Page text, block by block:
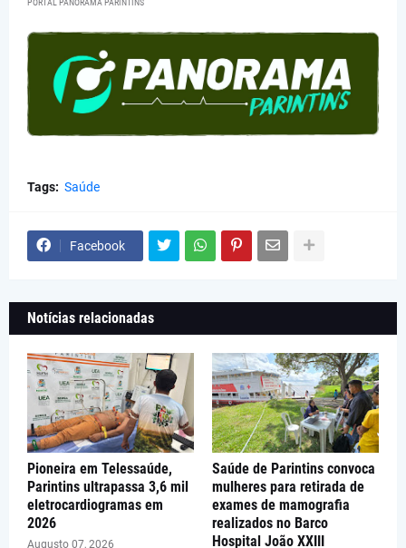
Tags: Saúde
Facebook
Notícias relacionadas
Pioneira em Telessaúde,
Parintins ultrapassa 3,6 mil
eletrocardiogramas em
2026
Augusto 07, 2026
Saúde de Parintins convoca
mulheres para retirada de
exames de mamografia
realizados no Barco
Hospital João XXIII